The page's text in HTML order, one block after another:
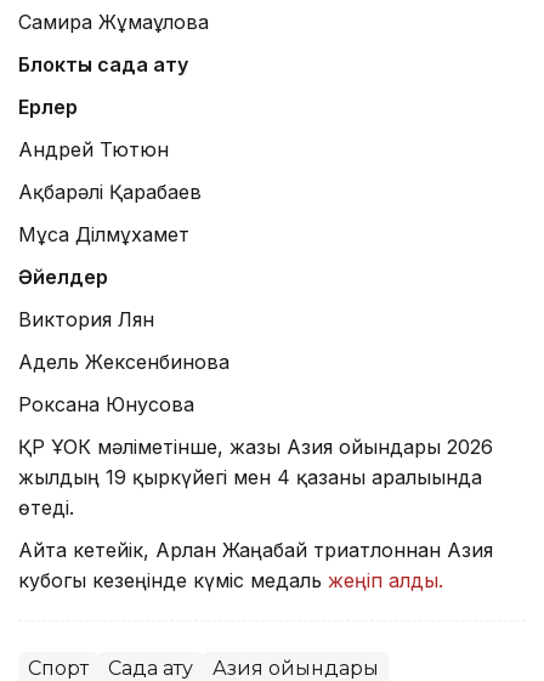
Самира Жұмағұлова
Блоктық садақ ату
Ерлер
Андрей Тютюн
Ақбарәлі Қарабаев
Мұса Ділмұхамет
Әйелдер
Виктория Лян
Адель Жексенбинова
Роксана Юнусова
ҚР ҰОК мәліметінше, жазғы Азия ойындары 2026
жылдың 19 қыркүйегі мен 4 қазаны аралығында
өтеді.
Айта кетейік, Арлан Жаңабай триатлоннан Азия
кубогы кезеңінде күміс медаль жеңіп алды.
Спорт Садақ ату Азия ойындары